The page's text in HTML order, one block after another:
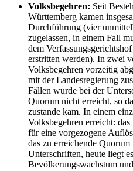
Volksbegehren: Seit
Württemberg kamen
Durchführung (vier
zugelassen, in einem Fall
dem
erstritten werden). In zwei
Volksbegehren vorzeitig
mit der Landesregierung
Fällen wurde bei der
Quorum nicht erreicht, so
zustande kam. In einem
Volksbegehren erreicht:
für eine vorgezogene
das zu erreichende
Unterschriften, heute liegt
Bevölkerungswachstum